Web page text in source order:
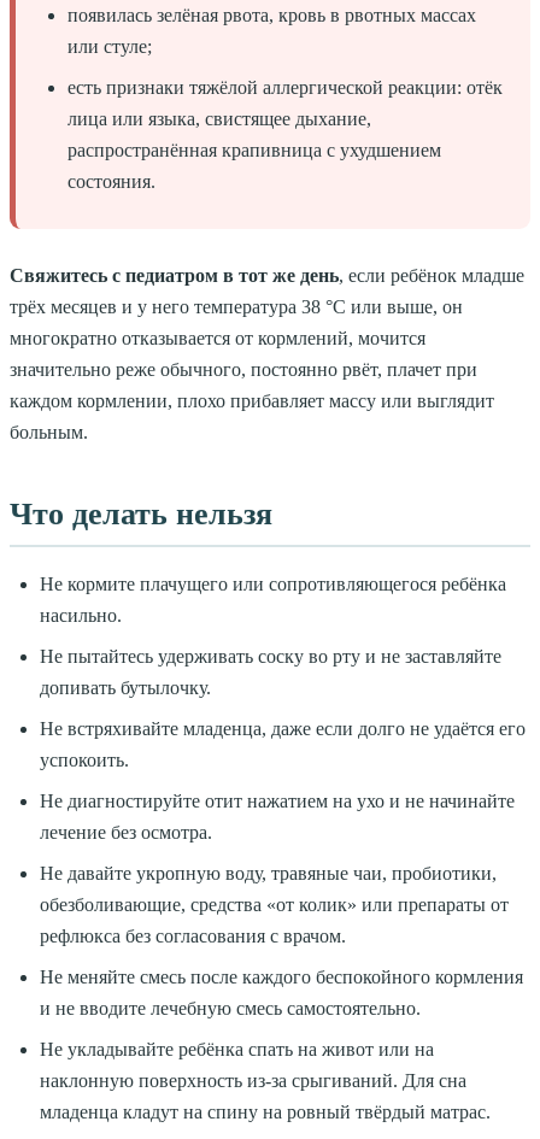
появилась зелёная рвота, кровь в рвотных массах
или стуле;
есть признаки тяжёлой аллергической реакции: отёк
лица или языка, свистящее дыхание,
распространённая крапивница с ухудшением
состояния.
Свяжитесь с педиатром в тот же день, если ребёнок младше
трёх месяцев и у него температура 38 °C или выше, он
многократно отказывается от кормлений, мочится
значительно реже обычного, постоянно рвёт, плачет при
каждом кормлении, плохо прибавляет массу или выглядит
больным.
Что делать нельзя
Не кормите плачущего или сопротивляющегося ребёнка
насильно.
Не пытайтесь удерживать соску во рту и не заставляйте
допивать бутылочку.
Не встряхивайте младенца, даже если долго не удаётся его
успокоить.
Не диагностируйте отит нажатием на ухо и не начинайте
лечение без осмотра.
Не давайте укропную воду, травяные чаи, пробиотики,
обезболивающие, средства «от колик» или препараты от
рефлюкса без согласования с врачом.
Не меняйте смесь после каждого беспокойного кормления
и не вводите лечебную смесь самостоятельно.
Не укладывайте ребёнка спать на живот или на
наклонную поверхность из-за срыгиваний. Для сна
младенца кладут на спину на ровный твёрдый матрас.